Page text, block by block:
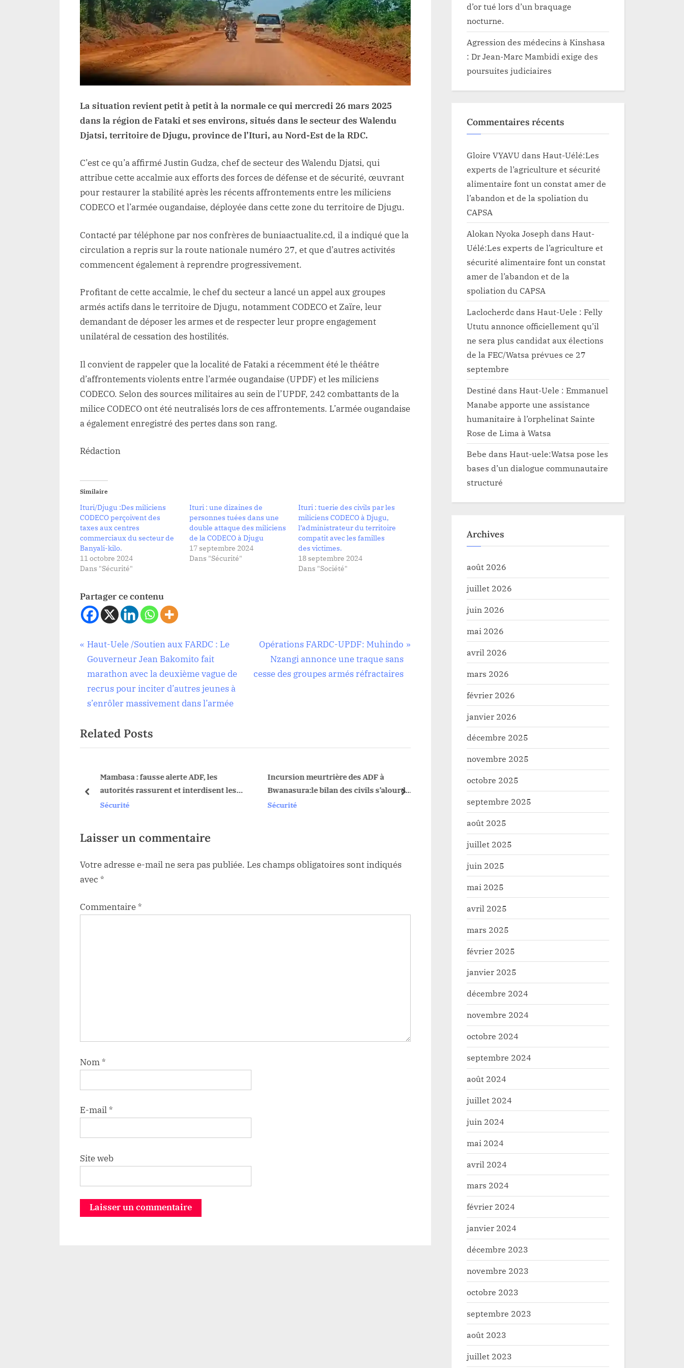
et
CODECO
La situation revient petit à petit à la normale ce qui mercredi 26 mars 2025
dans la région de Fataki et ses environs, situés dans le secteur des Walendu
Djatsi, territoire de Djugu, province de l’Ituri, au Nord-Est de la RDC.
C’est ce qu’a affirmé Justin Gudza, chef de secteur des Walendu Djatsi, qui
attribue cette accalmie aux efforts des forces de défense et de sécurité, œuvrant
pour restaurer la stabilité après les récents affrontements entre les miliciens
CODECO et l’armée ougandaise, déployée dans cette zone du territoire de Djugu.
Contacté par téléphone par nos confrères de buniaactualite.cd, il a indiqué que la
circulation a repris sur la route nationale numéro 27, et que d’autres activités
commencent également à reprendre progressivement.
Profitant de cette accalmie, le chef du secteur a lancé un appel aux groupes
armés actifs dans le territoire de Djugu, notamment CODECO et Zaïre, leur
demandant de déposer les armes et de respecter leur propre engagement
unilatéral de cessation des hostilités.
Il convient de rappeler que la localité de Fataki a récemment été le théâtre
d’affrontements violents entre l’armée ougandaise (UPDF) et les miliciens
CODECO. Selon des sources militaires au sein de l’UPDF, 242 combattants de la
milice CODECO ont été neutralisés lors de ces affrontements. L’armée ougandaise
a également enregistré des pertes dans son rang.
Rédaction
Similaire
Ituri/Djugu :Des miliciens
CODECO perçoivent des
taxes aux centres
commerciaux du secteur de
Banyali-kilo.
11 octobre 2024
Dans "Sécurité"
Ituri : une dizaines de
personnes tuées dans une
double attaque des miliciens
de la CODECO à Djugu
17 septembre 2024
Dans "Sécurité"
Ituri : tuerie des civils par les
miliciens CODECO à Djugu,
l’administrateur du territoire
compatit avec les familles
des victimes.
18 septembre 2024
Dans "Société"
Partager ce contenu
Sécurité
Navigation
de
l’article
P
r
e
v
i
u
s
s
Haut-Uele /Soutien aux FARDC : Le
Gouverneur Jean Bakomito fait
marathon avec la deuxième vague de
recrus pour inciter d’autres jeunes à
s’enrôler massivement dans l’armée
N
x
t
Opérations FARDC-UPDF: Muhindo
Nzangi annonce une traque sans
cesse des groupes armés réfractaires
Related Posts
Mambasa : fausse alerte ADF, les
autorités rassurent et interdisent les
patrouilles nocturnes des civils
Sécurité
Incursion meurtrière des ADF à
Bwanasura:le bilan des civils s’alourdit
en Ituri
Sécurité
Nord-Kivu : un chauffeur retrouvé
mort au volant à Beni
prev next
Laisser un commentaire
Votre adresse e-mail ne sera pas publiée. Les champs obligatoires sont indiqués
avec *
Commentaire*
Nom*
E-mail*
Site web
d’or tué lors d’un braquage
nocturne.
Agression des médecins à Kinshasa
: Dr Jean-Marc Mambidi exige des
poursuites judiciaires
Commentaires récents
Gloire VYAVU dans Haut-Uélé:Les
experts de l’agriculture et sécurité
alimentaire font un constat amer de
l’abandon et de la spoliation du
CAPSA
Alokan Nyoka Joseph dans Haut-
Uélé:Les experts de l’agriculture et
sécurité alimentaire font un constat
amer de l’abandon et de la
spoliation du CAPSA
Laclocherdcdans Haut-Uele : Felly
Ututu annonce officiellement qu’il
ne sera plus candidat aux élections
de la FEC/Watsa prévues ce 27
septembre
Destiné dans Haut-Uele : Emmanuel
Manabe apporte une assistance
humanitaire à l’orphelinat Sainte
Rose de Lima à Watsa
Bebe dans Haut-uele:Watsa pose les
bases d’un dialogue communautaire
structuré
Archives
août 2026
juillet 2026
juin 2026
mai 2026
avril 2026
mars 2026
février 2026
janvier 2026
décembre 2025
novembre 2025
octobre 2025
septembre 2025
août 2025
juillet 2025
juin 2025
mai 2025
avril 2025
mars 2025
février 2025
janvier 2025
décembre 2024
novembre 2024
octobre 2024
septembre 2024
août 2024
juillet 2024
juin 2024
mai 2024
avril 2024
mars 2024
février 2024
janvier 2024
décembre 2023
novembre 2023
octobre 2023
septembre 2023
août 2023
juillet 2023